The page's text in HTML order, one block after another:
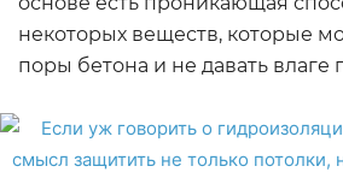
некоторых веществ, которые
поры бетона и не давать влаге